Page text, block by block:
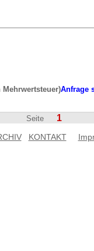
Anfrage
Seite 1
KONTAKT